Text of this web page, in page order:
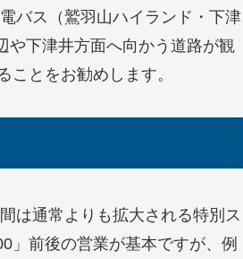
バス（鷲羽山ハイランド・下津
や下津井方面へ向かう道路が観
とをお勧めします。
は通常よりも拡大される特別ス
」前後の営業が基本ですが、例